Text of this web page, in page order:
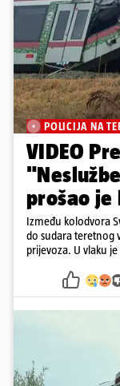
POLICIJA NA
VIDEO
prošao je
Između kolodvora
do sudara teretnog
prijevoza. U vlaku